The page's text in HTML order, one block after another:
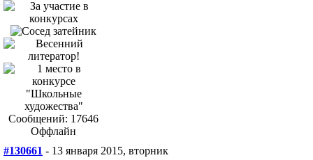
Сообщений: 17646
Оффлайн
#130661 - 13 января 2015, вторник